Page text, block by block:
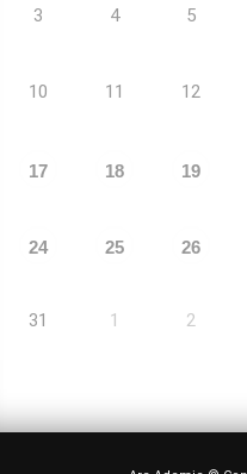
3 4 5
10 11 12
17 18 19
24 25 26
31 1 2